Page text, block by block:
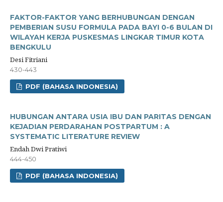
FAKTOR-FAKTOR YANG BERHUBUNGAN DENGAN
PEMBERIAN SUSU FORMULA PADA BAYI 0-6 BULAN DI
WILAYAH KERJA PUSKESMAS LINGKAR TIMUR KOTA
BENGKULU
Desi Fitriani
430-443
PDF (BAHASA INDONESIA)
HUBUNGAN ANTARA USIA IBU DAN PARITAS DENGAN
KEJADIAN PERDARAHAN POSTPARTUM : A
SYSTEMATIC LITERATURE REVIEW
Endah Dwi Pratiwi
444-450
PDF (BAHASA INDONESIA)